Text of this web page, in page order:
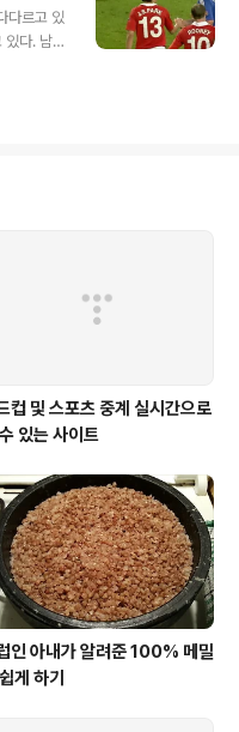
. 올해 박
를 막을
등등으로
다르고 있
다. 남은
다. 맨유
는 등 최
력시되
사이트
45분 - 2
17시 45
컵 및 스포츠 중계 실시간으로
있는 사이트
인 아내가 알려준 100% 메밀
게 하기